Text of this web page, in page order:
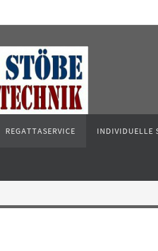
REGATTASERVICE INDIVIDUELLE